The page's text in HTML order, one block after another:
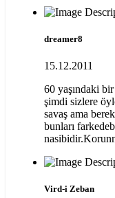
dreamer8
15.12.2011
60 yaşındaki
şimdi sizlere
savaş ama
bunları
Vird-i Zeban